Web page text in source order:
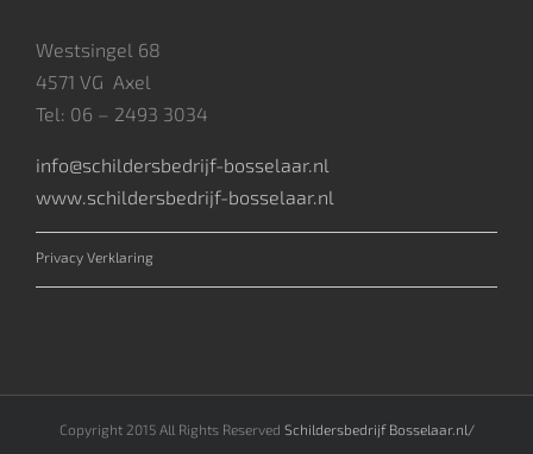
Westsingel 68
4571 VG Axel
Tel: 06 – 2493 3034
info@schildersbedrijf-bosselaar.nl
www.schildersbedrijf-bosselaar.nl
Privacy Verklaring
Copyright 2015 All Rights Reserved Schildersbedrijf Bosselaar.nl/